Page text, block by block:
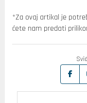
*Za ovaj artikal je
ćete nam predati